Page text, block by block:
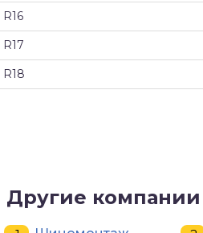
R16
R17
R18
Другие